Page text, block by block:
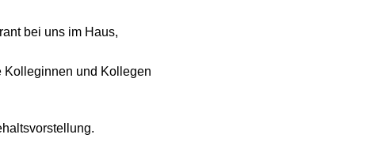
bei uns im Haus,
Kolleginnen und Kollegen